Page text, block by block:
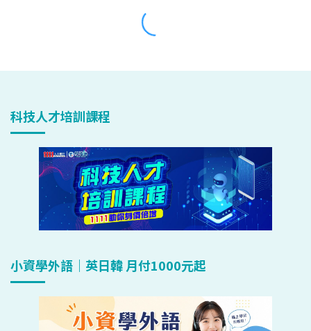
科技人才培訓課程
小資學外語｜英日韓 月付1000元起